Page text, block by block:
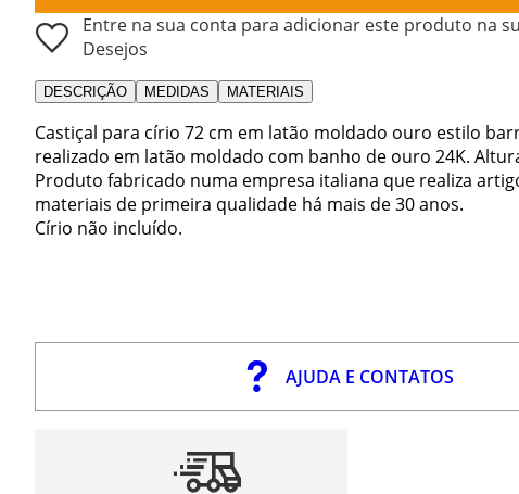
Entre na sua conta para adicionar este produto na
Desejos
DESCRIÇÃO MEDIDAS MATERIAIS
Castiçal para círio 72 cm em latão moldado ouro estilo
realizado em latão moldado com banho de ouro 24K.
Produto fabricado numa empresa italiana que realiza
materiais de primeira qualidade há mais de 30 anos.
Círio não incluído.
AJUDA E CONTATOS